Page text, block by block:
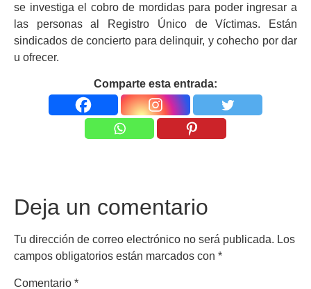
se investiga el cobro de mordidas para poder ingresar a
las personas al Registro Único de Víctimas. Están
sindicados de concierto para delinquir, y cohecho por dar
u ofrecer.
Comparte esta entrada:
Deja un comentario
Tu dirección de correo electrónico no será publicada. Los
campos obligatorios están marcados con *
Comentario *